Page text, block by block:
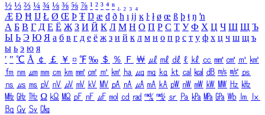
½ ⅓ ⅔ ¼ ¾ ⅛ ⅜ ⅝ ⅞ ¹ ² ³ ⁴ ⁿ ₁ ₂ ₃ ₄
Æ Ð Ħ Ĳ Ł Ø Œ Þ Ŧ Ŋ æ đ ð ħ ı ĳ ĸ ŀ ł ø œ ß þ ŧ ŋ ŉ
А Б В Г Д Е Ё Ж З И Й К Л М Н О П Р С Т У Ф Х Ц Ч Ш Щ Ъ
Ы Ь Э Ю Я а б в г д е ё ж з и й к л м н о п р с т у ф х ц ч ш щ ъ
ы ь э ю я
′ ″ ℃ Å ￠ ￡ ￥ ¤ ℉ ‰ ＄ ％ Ｆ ￦ ㎕ ㎖ ㎗ ℓ ㎘ ㏄ ㎣ ㎤ ㎥ ㎦
㎙ ㎚ ㎛ ㎜ ㎝ ㎞ ㎟ ㎠ ㎡ ㎢ ㏊ ㎍ ㎎ ㎏ ㏏ ㎈ ㎉ ㏈ ㎧ ㎨ ㎰
㎱ ㎲ ㎳ ㎴ ㎵ ㎶ ㎷ ㎸ ㎹ ㎀ ㎁ ㎂ ㎃ ㎄ ㎺ ㎻ ㎽ ㎾ ㎿ ㎐ ㎑
㎒ ㎓ ㎔ Ω ㏀ ㏁ ㎊ ㎋ ㎌ ㏖ ㏅ ㎭ ㎮ ㎯ ㏛ ㎩ ㎪ ㎫ ㎬ ㏝ ㏐
㏓
㏃ ㏉ ㏜ ㏆